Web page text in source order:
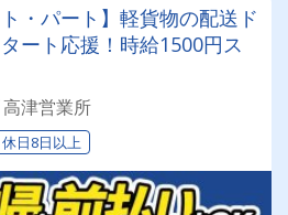
・パート】軽貨物の配送ド
ート応援！時給1500円ス
津営業所
休日8日以上